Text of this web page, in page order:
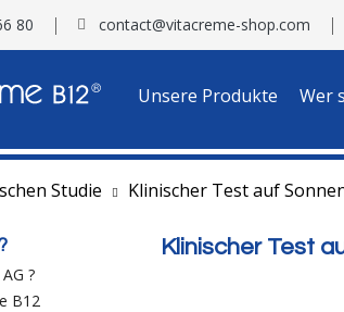
80 contact@vitacreme-shop.com
Unsere Produkte Wer
Studie Klinischer Test auf
?
B12
Klinischer Test